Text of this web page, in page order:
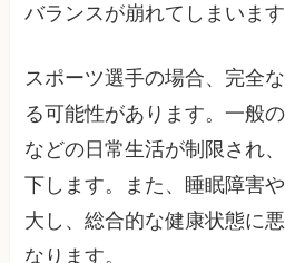
バランスが崩れてしまいます
スポーツ選手の場合、完全
る可能性があります。一般
などの日常生活が制限され
下します。また、睡眠障害
大し、総合的な健康状態に
なります。